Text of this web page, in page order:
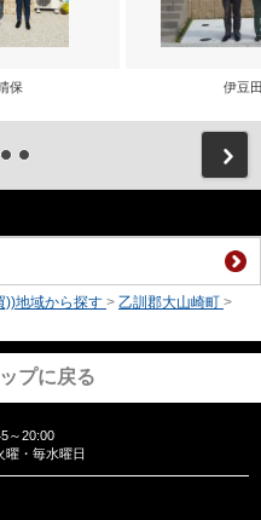
保 伊豆
))地域から探す > 乙訓郡大山崎町 >
プに戻る
～20:00
曜・毎水曜日